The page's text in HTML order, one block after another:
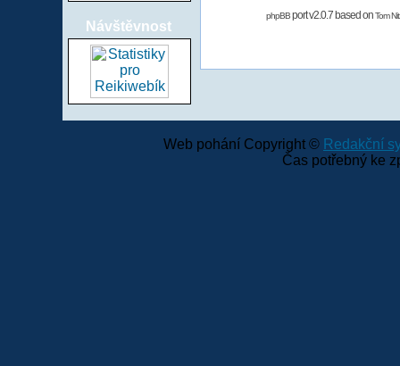
Návštěvnost
phpBBport v2.0.7 based onTom
Web pohání Copyright © Redakční
Čas potřebný ke